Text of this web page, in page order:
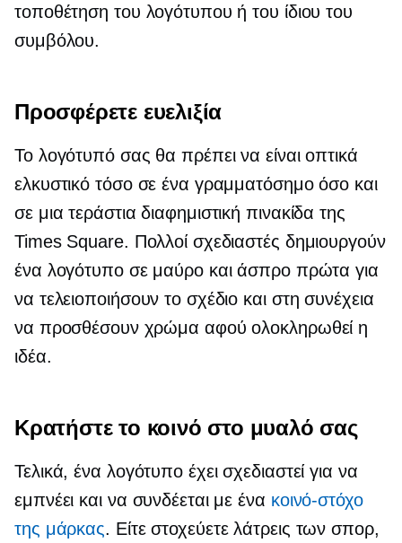
τοποθέτηση του λογότυπου ή του ίδιου του
συμβόλου.
Προσφέρετε ευελιξία
Το λογότυπό σας θα πρέπει να είναι οπτικά
ελκυστικό τόσο σε ένα γραμματόσημο όσο και
σε μια τεράστια διαφημιστική πινακίδα της
Times Square. Πολλοί σχεδιαστές δημιουργούν
ένα λογότυπο σε μαύρο και άσπρο πρώτα για
να τελειοποιήσουν το σχέδιο και στη συνέχεια
να προσθέσουν χρώμα αφού ολοκληρωθεί η
ιδέα.
Κρατήστε το κοινό στο μυαλό σας
Τελικά, ένα λογότυπο έχει σχεδιαστεί για να
εμπνέει και να συνδέεται με ένα κοινό-στόχο
της μάρκας. Είτε στοχεύετε λάτρεις των σπορ,